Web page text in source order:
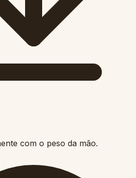
com o peso da mão.